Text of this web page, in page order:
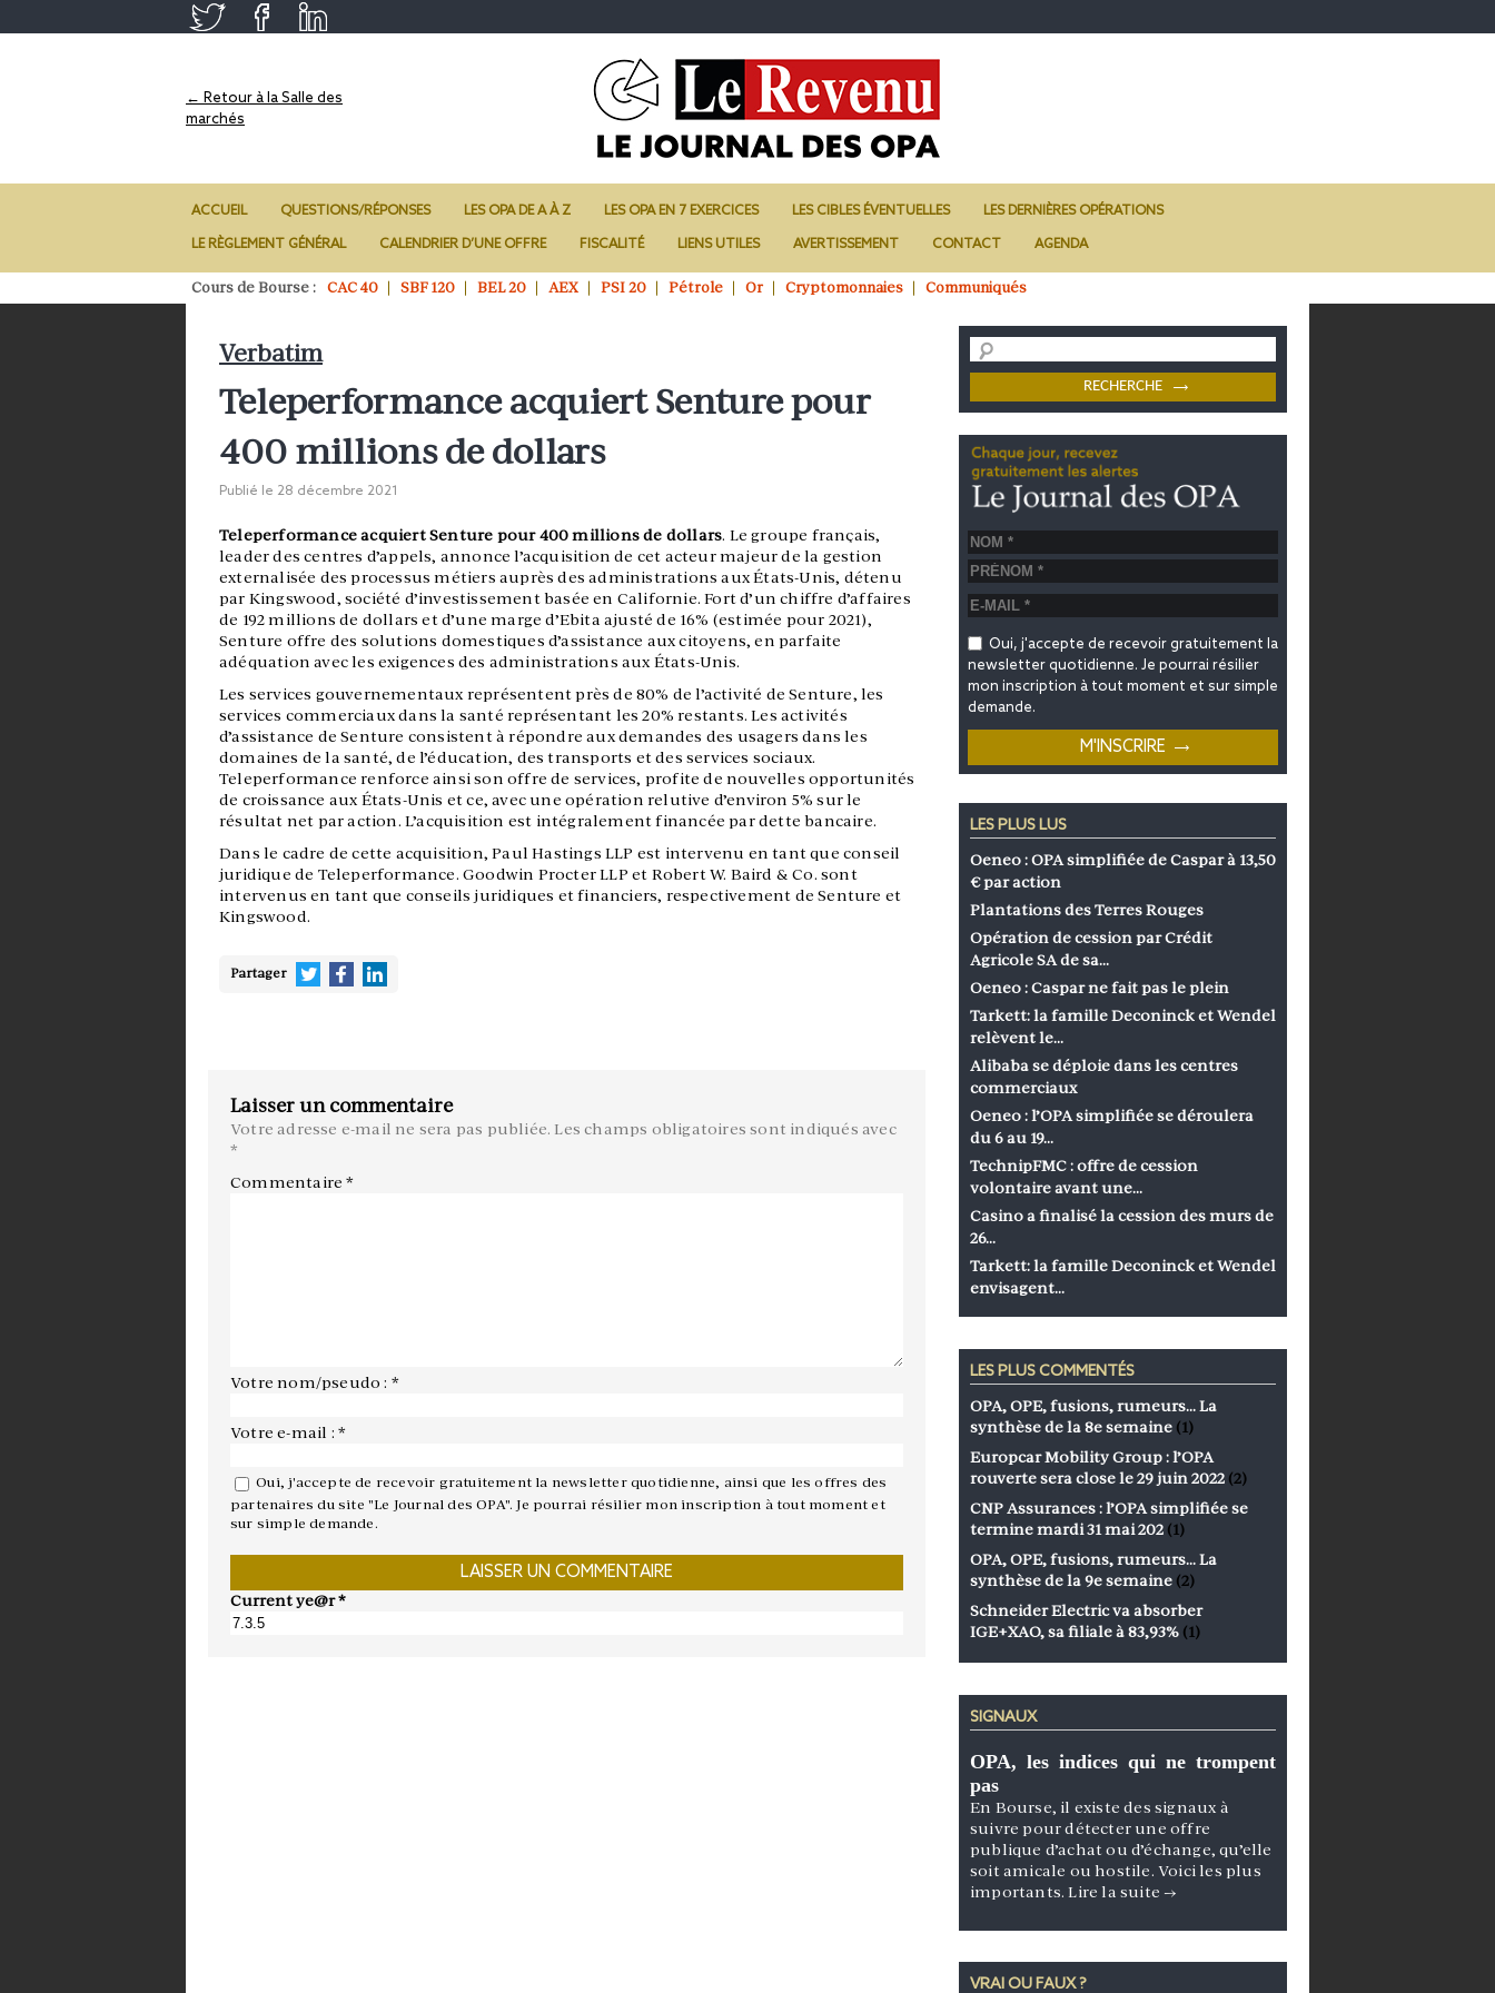
← Retour à la Salle des
marchés
ACCUEIL QUESTIONS/RÉPONSES LES OPA DE A À Z LES OPA EN 7 EXERCICES LES CIBLES ÉVENTUELLES LES DERNIÈRES OPÉRATIONS
LE RÈGLEMENT GÉNÉRAL CALENDRIER D’UNE OFFRE FISCALITÉ LIENS UTILES AVERTISSEMENT CONTACT AGENDA
Cours de Bourse : CAC 40 SBF 120 BEL 20 AEX PSI 20 Pétrole Or Cryptomonnaies Communiqués
Verbatim
Teleperformance acquiert Senture pour
400 millions de dollars
Publié le 28 décembre 2021
Teleperformance acquiert Senture pour 400 millions de dollars. Le groupe français,
leader des centres d’appels, annonce l’acquisition de cet acteur majeur de la gestion
externalisée des processus métiers auprès des administrations aux États-Unis, détenu
par Kingswood, société d’investissement basée en Californie. Fort d’un chiffre d’affaires
de 192 millions de dollars et d’une marge d’Ebita ajusté de 16% (estimée pour 2021),
Senture offre des solutions domestiques d’assistance aux citoyens, en parfaite
adéquation avec les exigences des administrations aux États-Unis.
Les services gouvernementaux représentent près de 80% de l’activité de Senture, les
services commerciaux dans la santé représentant les 20% restants. Les activités
d’assistance de Senture consistent à répondre aux demandes des usagers dans les
domaines de la santé, de l’éducation, des transports et des services sociaux.
Teleperformance renforce ainsi son offre de services, profite de nouvelles opportunités
de croissance aux États-Unis et ce, avec une opération relutive d’environ 5% sur le
résultat net par action. L’acquisition est intégralement financée par dette bancaire.
Dans le cadre de cette acquisition, Paul Hastings LLP est intervenu en tant que conseil
juridique de Teleperformance. Goodwin Procter LLP et Robert W. Baird & Co. sont
intervenus en tant que conseils juridiques et financiers, respectivement de Senture et
Kingswood.
Partager
Laisser un commentaire
Votre adresse e-mail ne sera pas publiée. Les champs obligatoires sont indiqués avec
*
Commentaire*
Votre nom/pseudo : *
Votre e-mail : *
Oui, j'accepte de recevoir gratuitement la newsletter quotidienne, ainsi que les offres des
partenaires du site "Le Journal des OPA". Je pourrai résilier mon inscription à tout moment et
sur simple demande.
Current ye@r*
Oui, j'accepte de recevoir gratuitement la
newsletter quotidienne. Je pourrai résilier
mon inscription à tout moment et sur simple
demande.
LES PLUS LUS
Oeneo : OPA simplifiée de Caspar à 13,50
€ par action
Plantations des Terres Rouges
Opération de cession par Crédit
Agricole SA de sa…
Oeneo : Caspar ne fait pas le plein
Tarkett: la famille Deconinck et Wendel
relèvent le…
Alibaba se déploie dans les centres
commerciaux
Oeneo : l’OPA simplifiée se déroulera
du 6 au 19…
TechnipFMC : offre de cession
volontaire avant une…
Casino a finalisé la cession des murs de
26…
Tarkett: la famille Deconinck et Wendel
envisagent…
LES PLUS COMMENTÉS
OPA, OPE, fusions, rumeurs… La
synthèse de la 8e semaine (1)
Europcar Mobility Group : l’OPA
rouverte sera close le 29 juin 2022 (2)
CNP Assurances : l’OPA simplifiée se
termine mardi 31 mai 202 (1)
OPA, OPE, fusions, rumeurs… La
synthèse de la 9e semaine (2)
Schneider Electric va absorber
IGE+XAO, sa filiale à 83,93% (1)
SIGNAUX
OPA, les indices qui ne trompent
pas
En Bourse, il existe des signaux à
suivre pour détecter une offre
publique d’achat ou d’échange, qu’elle
soit amicale ou hostile. Voici les plus
importants.Lire la suite →
VRAI OU FAUX ?